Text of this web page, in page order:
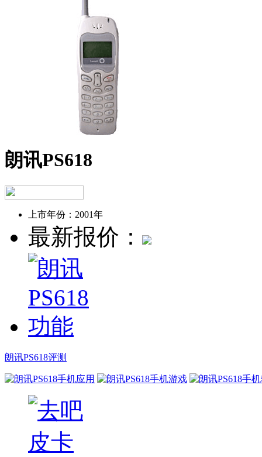
朗讯PS618
上市年份： 2001年
最新报价：
朗讯PS618评测